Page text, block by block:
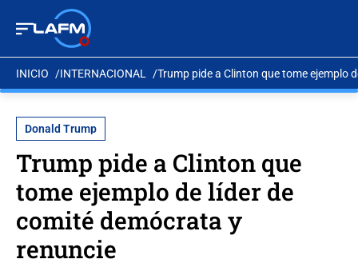
INICIO INTERNACIONAL Trump pide a Clinton que tome ejemplo
Donald Trump
Trump pide a Clinton que
tome ejemplo de líder de
comité demócrata y
renuncie